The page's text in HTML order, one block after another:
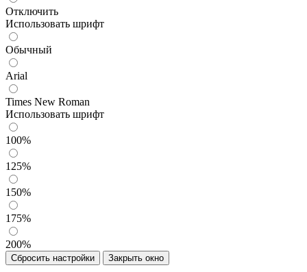
Отключить
Использовать шрифт
Обычный
Arial
Times New Roman
Использовать шрифт
100%
125%
150%
175%
200%
Сбросить настройки Закрыть окно